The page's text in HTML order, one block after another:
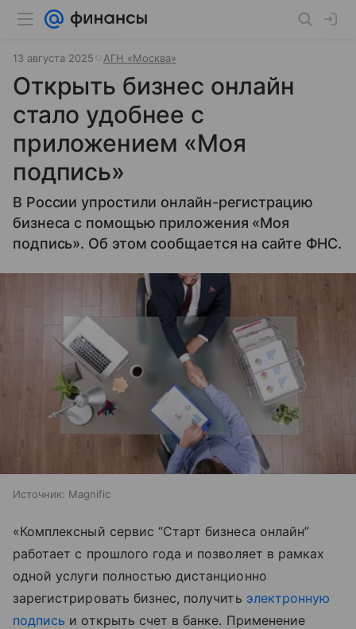
13 августа 2025 АГН «Москва»
Открыть бизнес онлайн
стало удобнее с
приложением «Моя
подпись»
В России упростили онлайн-регистрацию
бизнеса с помощью приложения «Моя
подпись». Об этом сообщается на сайте ФНС.
Источник: Magnific
«Комплексный сервис “Старт бизнеса онлайн”
работает с прошлого года и позволяет в рамках
одной услуги полностью дистанционно
зарегистрировать бизнес, получить электронную
подпись и открыть счет в банке. Применение